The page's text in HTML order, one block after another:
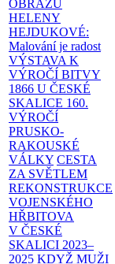
OBRAZŮ
HELENY
HEJDUKOVÉ:
Malování je radost
VÝSTAVA K
VÝROČÍ BITVY
1866 U ČESKÉ
SKALICE 160.
VÝROČÍ
PRUSKO-
RAKOUSKÉ
VÁLKY CESTA
ZA SVĚTLEM
REKONSTRUKCE
VOJENSKÉHO
HŘBITOVA
V ČESKÉ
SKALICI 2023–
2025 KDYŽ MUŽI